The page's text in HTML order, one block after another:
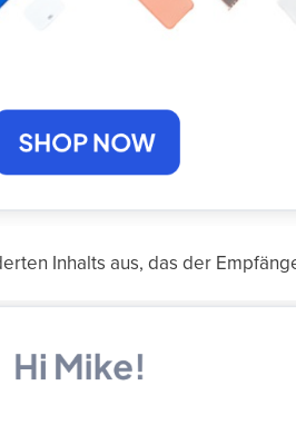
Inhalts aus, das der